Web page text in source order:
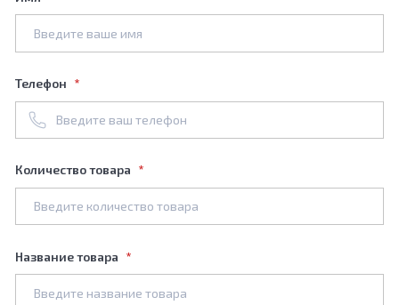
Телефон
Количество товара
Название товара